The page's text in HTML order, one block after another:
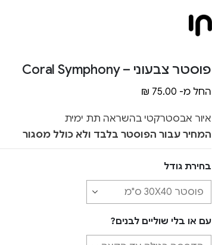
פוסטר צבעוני – Coral Symphony
החל מ- ₪ 75.00
איור אבסטרקטי בהשראה תת ימית
המחיר עבור הפוסטר בלבד ולא כולל מסגור
בחירת גודל
עם או בלי שוליים לבנים?